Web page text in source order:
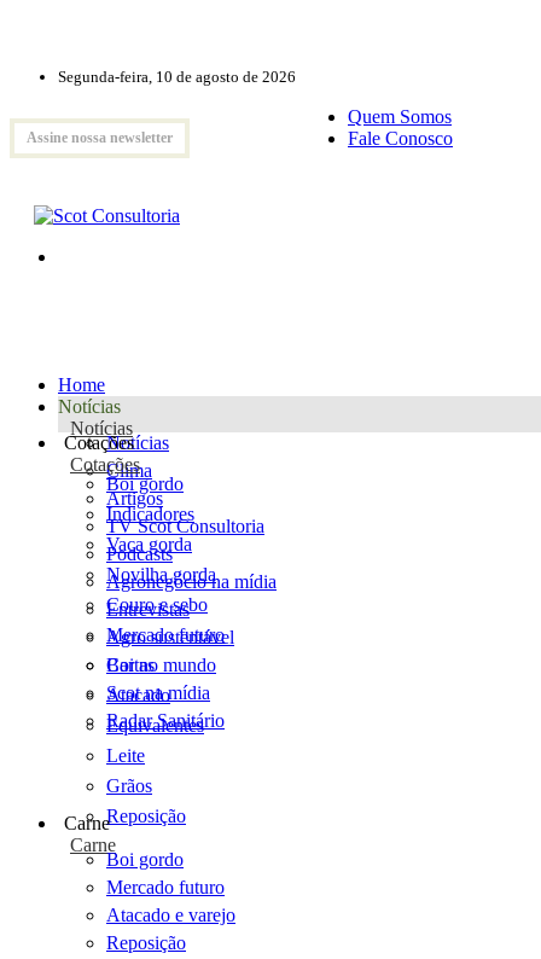
Segunda-feira, 10 de agosto de 2026
Assine nossa newsletter
Quem Somos
Fale Conosco
Home
Notícias
Notícias
Notícias
Clima
Artigos
TV Scot Consultoria
Podcasts
Agronegócio na mídia
Entrevistas
Agro sustentável
Cartas
Scot na mídia
Radar Sanitário
Cotações
Cotações
Boi gordo
Indicadores
Vaca gorda
Novilha gorda
Couro e sebo
Mercado futuro
Boi no mundo
Atacado
Equivalentes
Leite
Grãos
Reposição
Carne
Carne
Boi gordo
Mercado futuro
Atacado e varejo
Reposição